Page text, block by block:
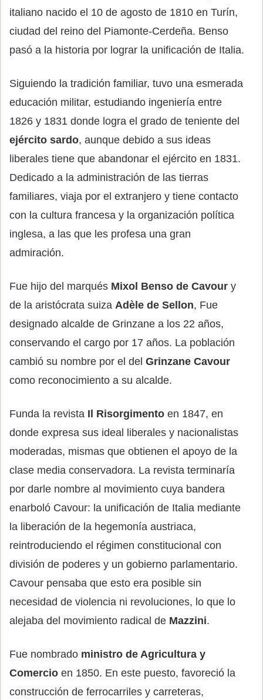
italiano nacido el 10 de agosto de 1810 en Turín,
ciudad del reino del Piamonte-Cerdeña. Benso
pasó a la historia por lograr la unificación de Italia.
Siguiendo la tradición familiar, tuvo una esmerada
educación militar, estudiando ingeniería entre
1826 y 1831 donde logra el grado de teniente del
ejército sardo, aunque debido a sus ideas
liberales tiene que abandonar el ejército en 1831.
Dedicado a la administración de las tierras
familiares, viaja por el extranjero y tiene contacto
con la cultura francesa y la organización política
inglesa, a las que les profesa una gran
admiración.
Fue hijo del marqués Mixol Benso de Cavour y
de la aristócrata suiza Adèle de Sellon, Fue
designado alcalde de Grinzane a los 22 años,
conservando el cargo por 17 años. La población
cambió su nombre por el del Grinzane Cavour
como reconocimiento a su alcalde.
Funda la revista Il Risorgimento en 1847, en
donde expresa sus ideal liberales y nacionalistas
moderadas, mismas que obtienen el apoyo de la
clase media conservadora. La revista terminaría
por darle nombre al movimiento cuya bandera
enarboló Cavour: la unificación de Italia mediante
la liberación de la hegemonía austriaca,
reintroduciendo el régimen constitucional con
división de poderes y un gobierno parlamentario.
Cavour pensaba que esto era posible sin
necesidad de violencia ni revoluciones, lo que lo
alejaba del movimiento radical de Mazzini.
Fue nombrado ministro de Agricultura y
Comercio en 1850. En este puesto, favoreció la
construcción de ferrocarriles y carreteras,